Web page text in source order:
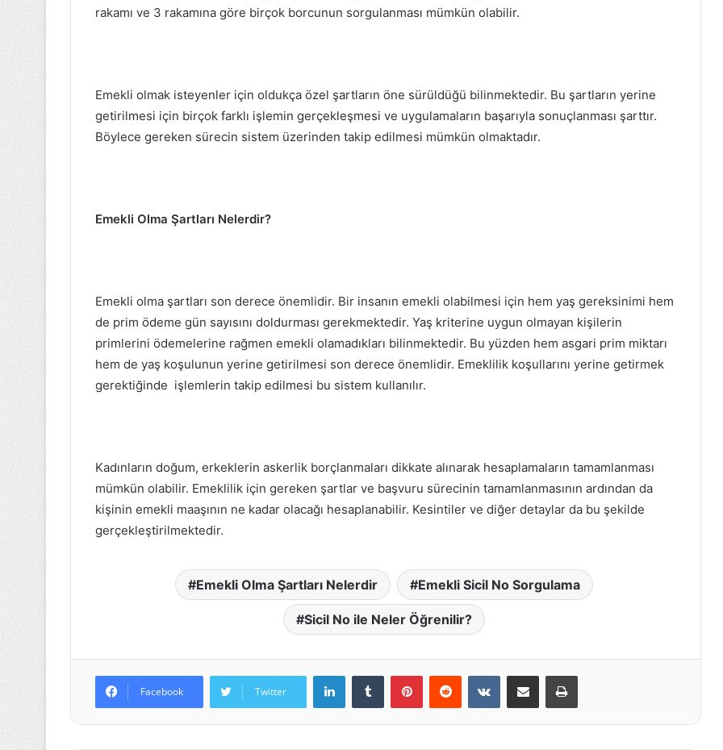
rakamı ve 3 rakamına göre birçok borcunun sorgulanması mümkün olabilir.
Emekli olmak isteyenler için oldukça özel şartların öne sürüldüğü bilinmektedir. Bu şartların yerine
getirilmesi için birçok farklı işlemin gerçekleşmesi ve uygulamaların başarıyla sonuçlanması şarttır.
Böylece gereken sürecin sistem üzerinden takip edilmesi mümkün olmaktadır.
Emekli Olma Şartları Nelerdir?
Emekli olma şartları son derece önemlidir. Bir insanın emekli olabilmesi için hem yaş gereksinimi hem
de prim ödeme gün sayısını doldurması gerekmektedir. Yaş kriterine uygun olmayan kişilerin
primlerini ödemelerine rağmen emekli olamadıkları bilinmektedir. Bu yüzden hem asgari prim miktarı
hem de yaş koşulunun yerine getirilmesi son derece önemlidir. Emeklilik koşullarını yerine getirmek
gerektiğinde işlemlerin takip edilmesi bu sistem kullanılır.
Kadınların doğum, erkeklerin askerlik borçlanmaları dikkate alınarak hesaplamaların tamamlanması
mümkün olabilir. Emeklilik için gereken şartlar ve başvuru sürecinin tamamlanmasının ardından da
kişinin emekli maaşının ne kadar olacağı hesaplanabilir. Kesintiler ve diğer detaylar da bu şekilde
gerçekleştirilmektedir.
Emekli Olma Şartları Nelerdir Emekli Sicil No Sorgulama
Sicil No ile Neler Öğrenilir?
Facebook Twitter
LinkedInTumblr PinterestReddit VKontakteE-Posta ile paylaş Yazdır